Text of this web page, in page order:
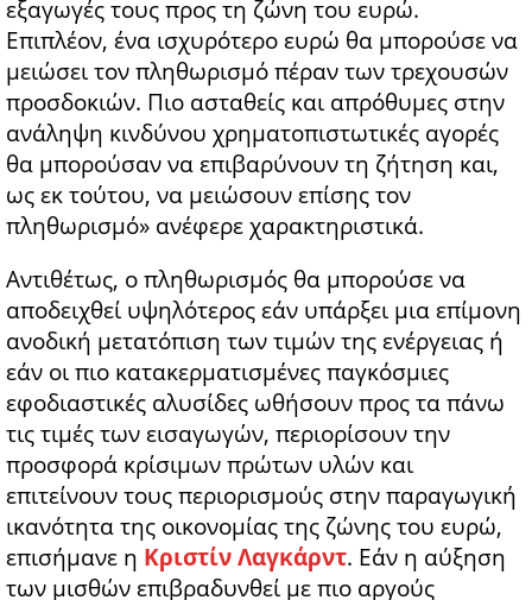
εξαγωγές τους προς τη ζώνη του ευρώ.
Επιπλέον, ένα ισχυρότερο ευρώ θα μπορούσε να
μειώσει τον πληθωρισμό πέραν των τρεχουσών
προσδοκιών. Πιο ασταθείς και απρόθυμες στην
ανάληψη κινδύνου χρηματοπιστωτικές αγορές
θα μπορούσαν να επιβαρύνουν τη ζήτηση και,
ως εκ τούτου, να μειώσουν επίσης τον
πληθωρισμό» ανέφερε χαρακτηριστικά.
Αντιθέτως, ο πληθωρισμός θα μπορούσε να
αποδειχθεί υψηλότερος εάν υπάρξει μια επίμονη
ανοδική μετατόπιση των τιμών της ενέργειας ή
εάν οι πιο κατακερματισμένες παγκόσμιες
εφοδιαστικές αλυσίδες ωθήσουν προς τα πάνω
τις τιμές των εισαγωγών, περιορίσουν την
προσφορά κρίσιμων πρώτων υλών και
επιτείνουν τους περιορισμούς στην παραγωγική
ικανότητα της οικονομίας της ζώνης του ευρώ,
επισήμανε η Κριστίν Λαγκάρντ. Εάν η αύξηση
των μισθών επιβραδυνθεί με πιο αργούς